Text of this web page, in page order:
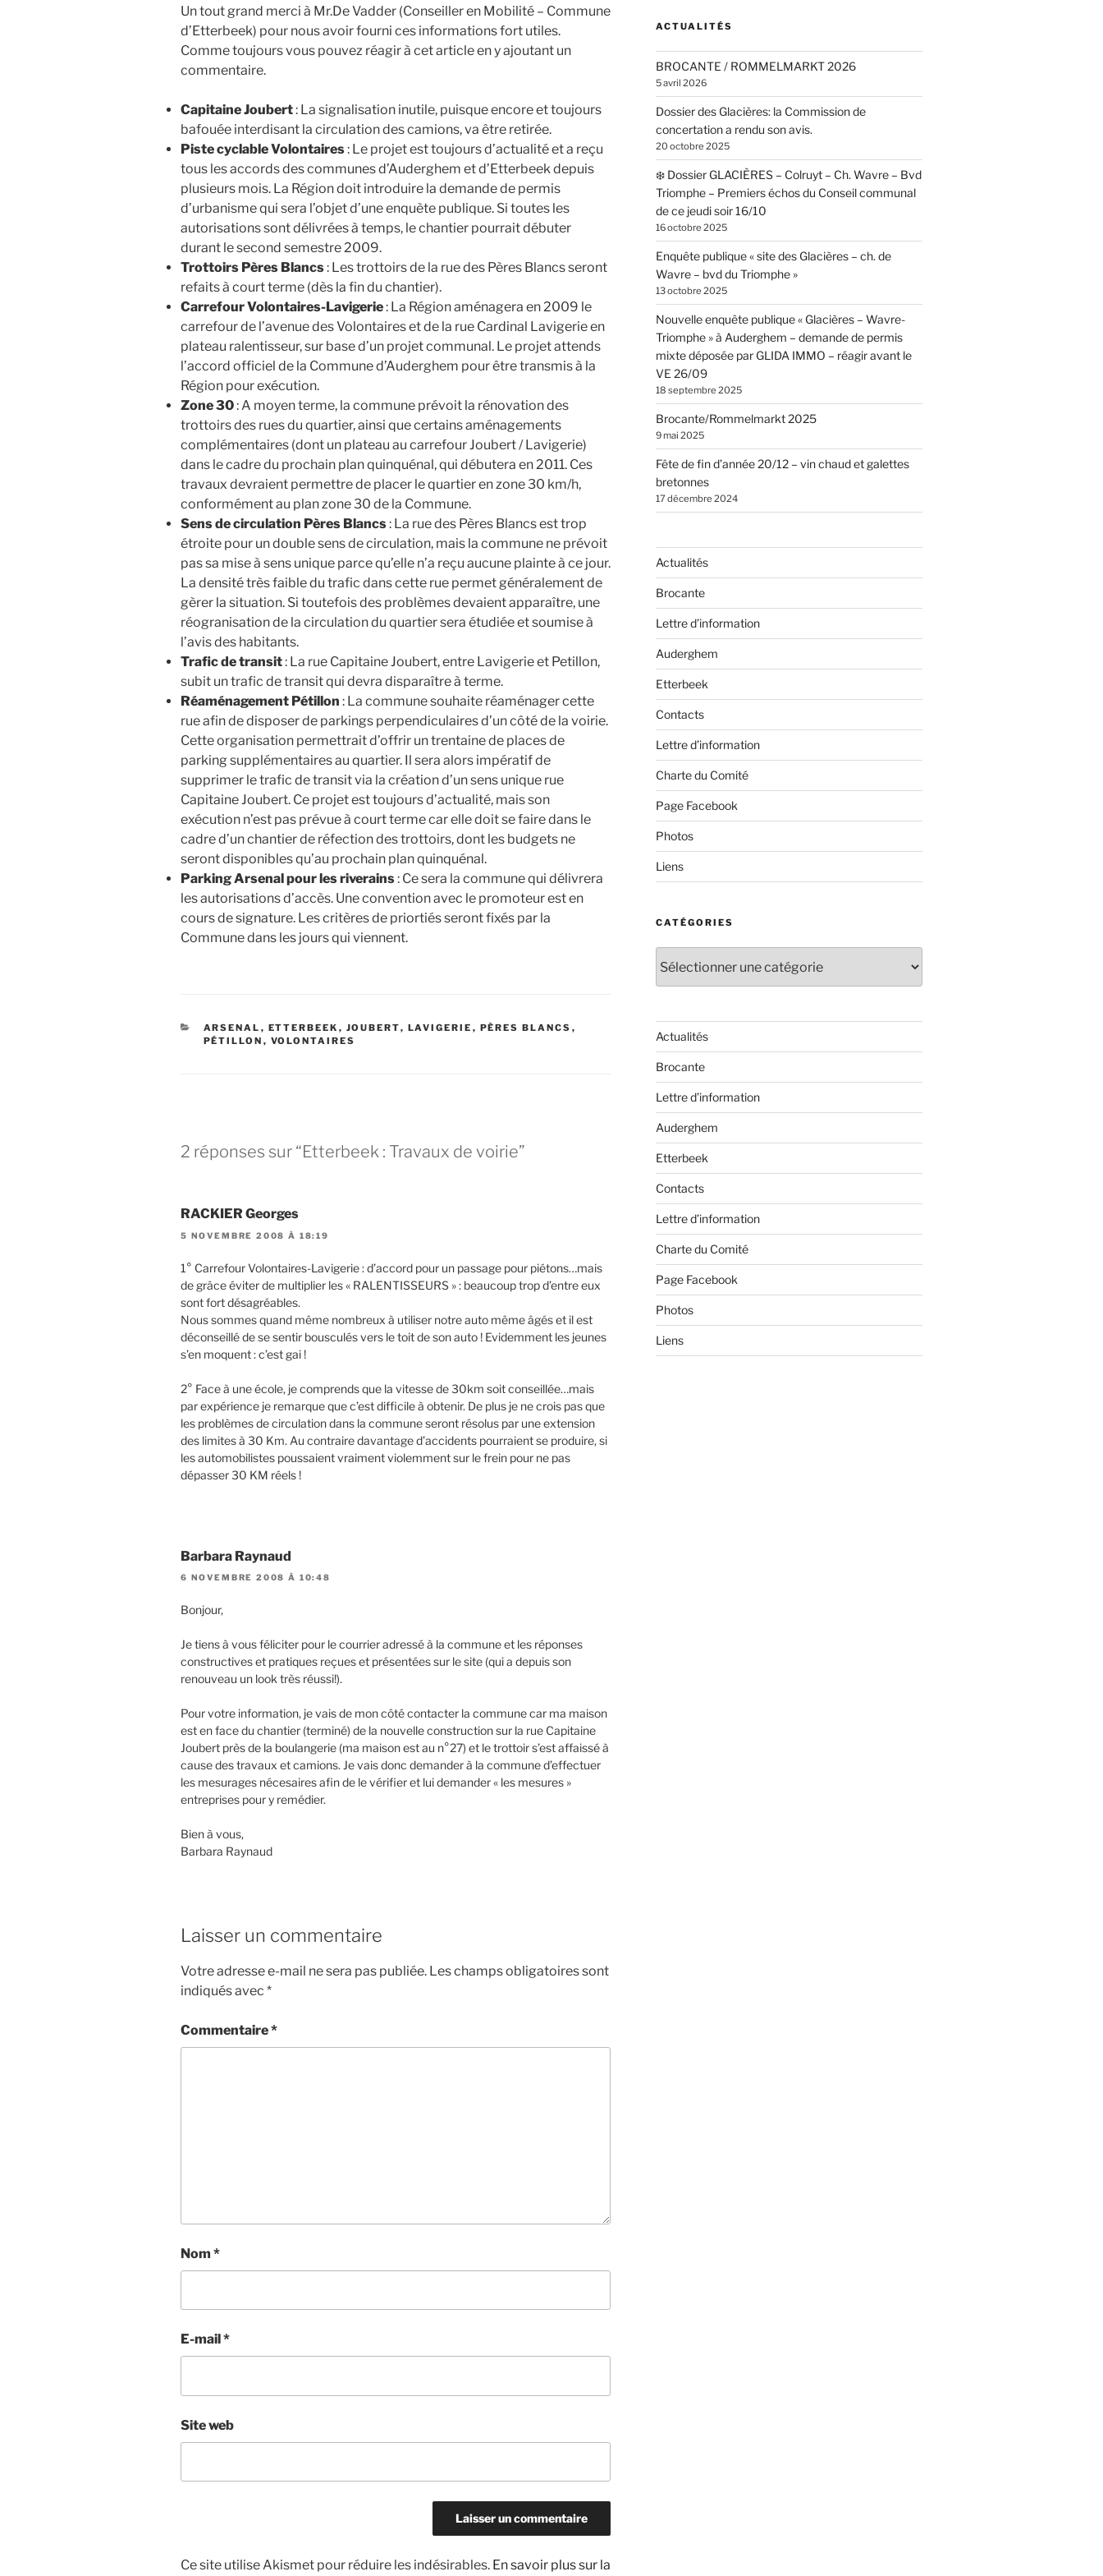
Un tout grand merci à Mr.De Vadder (Conseiller en Mobilité – Commune
d’Etterbeek) pour nous avoir fourni ces informations fort utiles.
Comme toujours vous pouvez réagir à cet article en y ajoutant un
commentaire.
Capitaine Joubert: La signalisation inutile, puisque encore et toujours
bafouée interdisant la circulation des camions, va être retirée.
Piste cyclable Volontaires: Le projet est toujours d’actualité et a reçu
tous les accords des communes d’Auderghem et d’Etterbeek depuis
plusieurs mois. La Région doit introduire la demande de permis
d’urbanisme qui sera l’objet d’une enquète publique. Si toutes les
autorisations sont délivrées à temps, le chantier pourrait débuter
durant le second semestre 2009.
Trottoirs Pères Blancs: Les trottoirs de la rue des Pères Blancs seront
refaits à court terme (dès la fin du chantier).
Carrefour Volontaires-Lavigerie: La Région aménagera en 2009 le
carrefour de l’avenue des Volontaires et de la rue Cardinal Lavigerie en
plateau ralentisseur, sur base d’un projet communal. Le projet attends
l’accord officiel de la Commune d’Auderghem pour être transmis à la
Région pour exécution.
Zone 30: A moyen terme, la commune prévoit la rénovation des
trottoirs des rues du quartier, ainsi que certains aménagements
complémentaires (dont un plateau au carrefour Joubert / Lavigerie)
dans le cadre du prochain plan quinquénal, qui débutera en 2011. Ces
travaux devraient permettre de placer le quartier en zone 30 km/h,
conformément au plan zone 30 de la Commune.
Sens de circulation Pères Blancs: La rue des Pères Blancs est trop
étroite pour un double sens de circulation, mais la commune ne prévoit
pas sa mise à sens unique parce qu’elle n’a reçu aucune plainte à ce jour.
La densité très faible du trafic dans cette rue permet généralement de
gèrer la situation. Si toutefois des problèmes devaient apparaître, une
réogranisation de la circulation du quartier sera étudiée et soumise à
l’avis des habitants.
Trafic de transit: La rue Capitaine Joubert, entre Lavigerie et Petillon,
subit un trafic de transit qui devra disparaître à terme.
Réaménagement Pétillon : La commune souhaite réaménager cette
rue afin de disposer de parkings perpendiculaires d’un côté de la voirie.
Cette organisation permettrait d’offrir un trentaine de places de
parking supplémentaires au quartier. Il sera alors impératif de
supprimer le trafic de transit via la création d’un sens unique rue
Capitaine Joubert. Ce projet est toujours d’actualité, mais son
exécution n’est pas prévue à court terme car elle doit se faire dans le
cadre d’un chantier de réfection des trottoirs, dont les budgets ne
seront disponibles qu’au prochain plan quinquénal.
Parking Arsenal pour les riverains: Ce sera la commune qui délivrera
les autorisations d’accès. Une convention avec le promoteur est en
cours de signature. Les critères de priortiés seront fixés par la
Commune dans les jours qui viennent.
CATÉGORIES
ARSENAL , ETTERBEEK , JOUBERT, LAVIGERIE , PÈRES BLANCS ,
PÉTILLON , VOLONTAIRES
2 réponses sur “Etterbeek : Travaux de voirie”
RACKIER Georges
5 NOVEMBRE 2008 À 18:19
1° Carrefour Volontaires-Lavigerie : d’accord pour un passage pour piétons…mais
de grâce éviter de multiplier les « RALENTISSEURS » : beaucoup trop d’entre eux
sont fort désagréables.
Nous sommes quand même nombreux à utiliser notre auto même âgés et il est
déconseillé de se sentir bousculés vers le toit de son auto ! Evidemment les jeunes
s’en moquent : c’est gai !
2° Face à une école, je comprends que la vitesse de 30km soit conseillée…mais
par expérience je remarque que c’est difficile à obtenir. De plus je ne crois pas que
les problèmes de circulation dans la commune seront résolus par une extension
des limites à 30 Km. Au contraire davantage d’accidents pourraient se produire, si
les automobilistes poussaient vraiment violemment sur le frein pour ne pas
dépasser 30 KM réels !
Barbara Raynaud
6 NOVEMBRE 2008 À 10:48
Bonjour,
Je tiens à vous féliciter pour le courrier adressé à la commune et les réponses
constructives et pratiques reçues et présentées sur le site (qui a depuis son
renouveau un look très réussi!).
Pour votre information, je vais de mon côté contacter la commune car ma maison
est en face du chantier (terminé) de la nouvelle construction sur la rue Capitaine
Joubert près de la boulangerie (ma maison est au n°27) et le trottoir s’est affaissé à
cause des travaux et camions. Je vais donc demander à la commune d’effectuer
les mesurages nécesaires afin de le vérifier et lui demander « les mesures »
entreprises pour y remédier.
Bien à vous,
Barbara Raynaud
Laisser un commentaire
Votre adresse e-mail ne sera pas publiée. Les champs obligatoires sont
indiqués avec *
Commentaire*
Nom *
E-mail *
Site web
Ce site utilise Akismet pour réduire les indésirables. En savoir plus sur la
ACTUALITÉS
BROCANTE / ROMMELMARKT 2026
5 avril 2026
Dossier des Glacières: la Commission de
concertation a rendu son avis.
20 octobre 2025
❄️ Dossier GLACIÈRES – Colruyt – Ch. Wavre – Bvd
Triomphe – Premiers échos du Conseil communal
de ce jeudi soir 16/10
16 octobre 2025
Enquête publique « site des Glacières – ch. de
Wavre – bvd du Triomphe »
13 octobre 2025
Nouvelle enquête publique « Glacières – Wavre-
Triomphe » à Auderghem – demande de permis
mixte déposée par GLIDA IMMO – réagir avant le
VE 26/09
18 septembre 2025
Brocante/Rommelmarkt 2025
9 mai 2025
Fête de fin d’année 20/12 – vin chaud et galettes
bretonnes
17 décembre 2024
Actualités
Brocante
Lettre d’information
Auderghem
Etterbeek
Contacts
Lettre d’information
Charte du Comité
Page Facebook
Photos
Liens
CATÉGORIES
Actualités
Brocante
Lettre d’information
Auderghem
Etterbeek
Contacts
Lettre d’information
Charte du Comité
Page Facebook
Photos
Liens